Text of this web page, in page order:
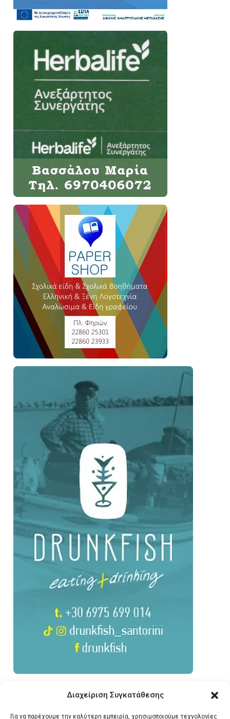
Διαχείριση Συγκατάθεσης
Για να παρέχουμε την καλύτερη εμπειρία, χρησιμοποιούμε τεχνολογίες